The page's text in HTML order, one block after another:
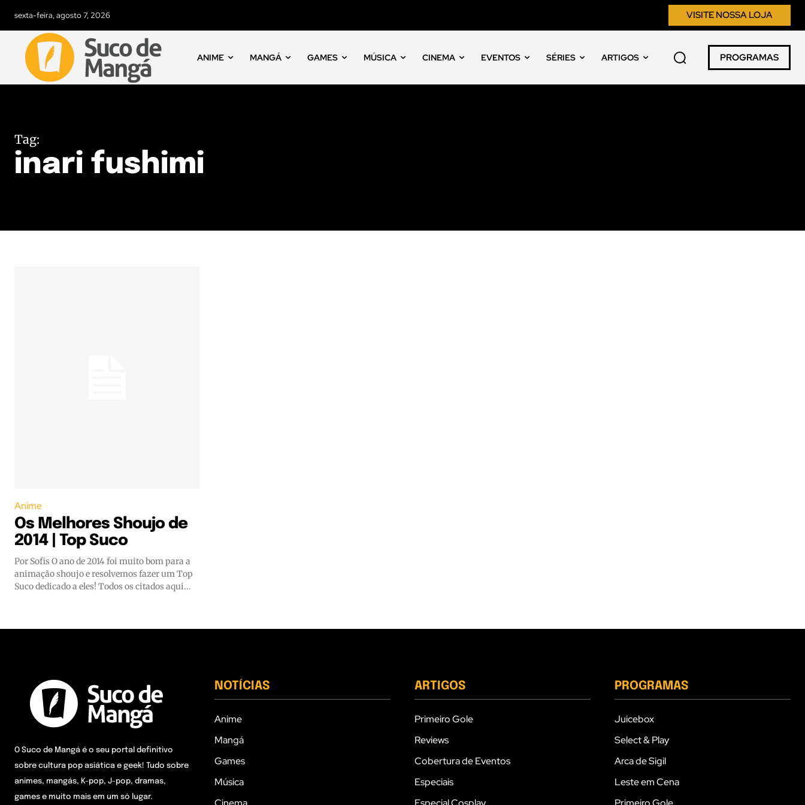
sexta-feira, agosto 7, 2026 VISITE NOSSA LOJA
ANIME MANGÁ GAMES MÚSICA CINEMA EVENTOS SÉRIES ARTIGOS PROGRAMAS
Tag:
inari fushimi
Anime
Os Melhores Shoujo de
2014 | Top Suco
Por Sofis O ano de 2014 foi muito bom para a
animação shoujo e resolvemos fazer um Top
Suco dedicado a eles! Todos os citados aqui...
O Suco de Mangá é o seu portal definitivo
sobre cultura pop asiática e geek! Tudo sobre
animes, mangás, K-pop, J-pop, dramas,
games e muito mais em um só lugar.
NOTÍCIAS
Anime
Mangá
Games
Música
ARTIGOS
Primeiro Gole
Reviews
Cobertura de Eventos
Especiais
PROGRAMAS
Juicebox
Select & Play
Arca de Sigil
Leste em Cena